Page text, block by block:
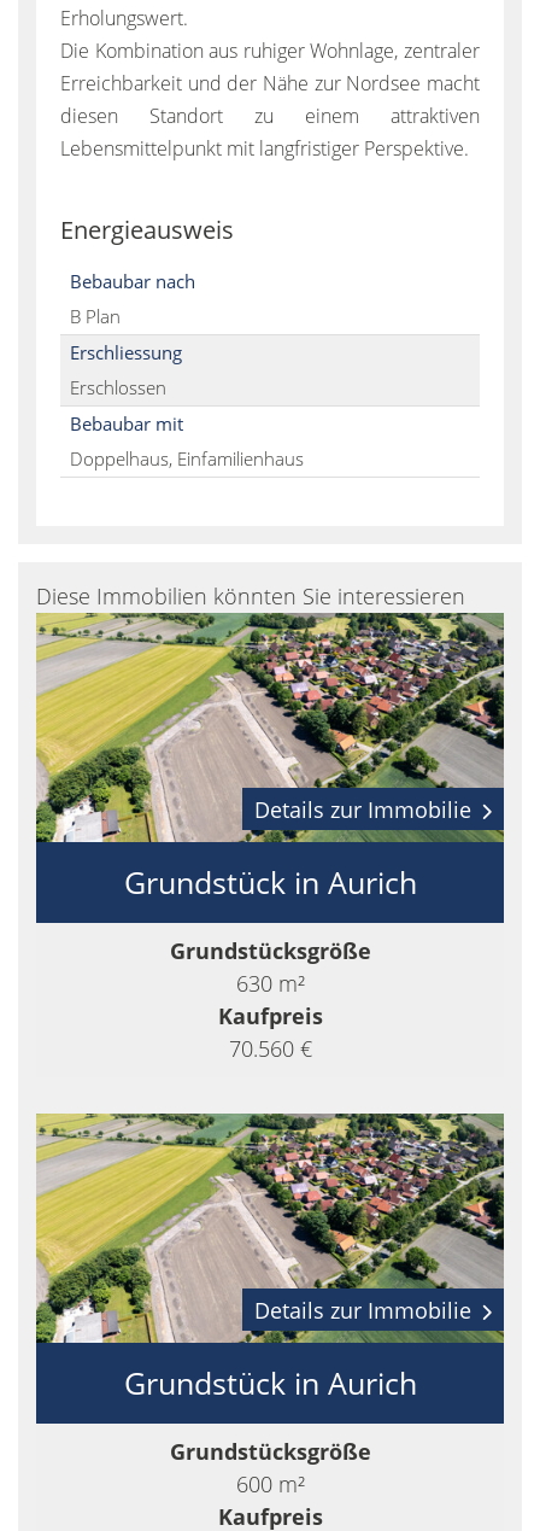
Erholungswert.
Die Kombination aus ruhiger Wohnlage, zentraler
Erreichbarkeit und der Nähe zur Nordsee macht
diesen Standort zu einem attraktiven
Lebensmittelpunkt mit langfristiger Perspektive.
Energieausweis
Bebaubar nach
B Plan
Erschliessung
Erschlossen
Bebaubar mit
Doppelhaus, Einfamilienhaus
Diese Immobilien könnten Sie interessieren
Details zur Immobilie
Grundstück in Aurich
Grundstücksgröße
630 m²
Kaufpreis
70.560 €
Details zur Immobilie
Grundstück in Aurich
Grundstücksgröße
600 m²
Kaufpreis